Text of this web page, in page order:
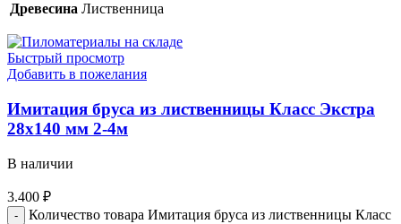
Древесина Лиственница
Быстрый просмотр
Добавить в пожелания
Имитация бруса из лиственницы Класс Экстра
28х140 мм 2-4м
В наличии
3.400 ₽
Количество товара Имитация бруса из лиственницы Класс